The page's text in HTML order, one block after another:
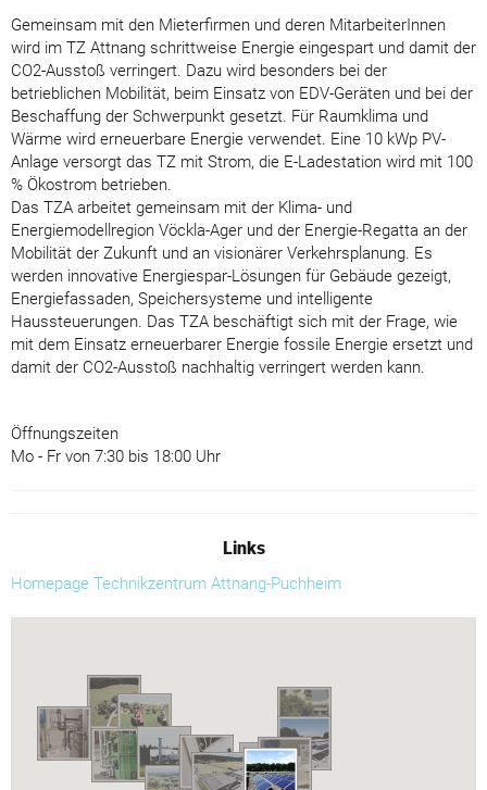
Gemeinsam mit den Mieterfirmen und deren MitarbeiterInnen
wird im TZ Attnang schrittweise Energie eingespart und damit der
CO2-Ausstoß verringert. Dazu wird besonders bei der
betrieblichen Mobilität, beim Einsatz von EDV-Geräten und bei der
Beschaffung der Schwerpunkt gesetzt. Für Raumklima und
Wärme wird erneuerbare Energie verwendet. Eine 10 kWp PV-
Anlage versorgt das TZ mit Strom, die E-Ladestation wird mit 100
% Ökostrom betrieben.
Das TZA arbeitet gemeinsam mit der Klima- und
Energiemodellregion Vöckla-Ager und der Energie-Regatta an der
Mobilität der Zukunft und an visionärer Verkehrsplanung. Es
werden innovative Energiespar-Lösungen für Gebäude gezeigt,
Energiefassaden, Speichersysteme und intelligente
Haussteuerungen. Das TZA beschäftigt sich mit der Frage, wie
mit dem Einsatz erneuerbarer Energie fossile Energie ersetzt und
damit der CO2-Ausstoß nachhaltig verringert werden kann.
Öffnungszeiten
Mo - Fr von 7:30 bis 18:00 Uhr
Links
Homepage Technikzentrum Attnang-Puchheim